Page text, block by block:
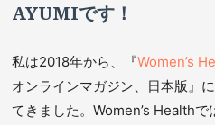
AYUMIです！
私は2018年から、『Women’s
オンラインマガジン、日本版』
てきました。Women’s Healthで